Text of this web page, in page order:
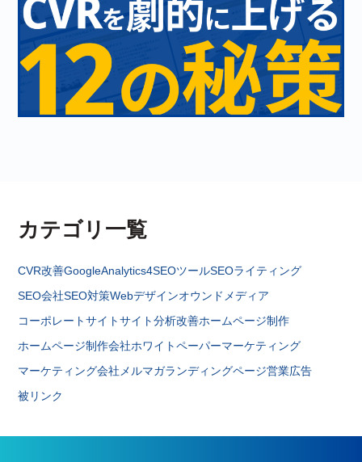
カテゴリ一覧
CVR改善GoogleAnalytics4SEOツールSEOライティング
SEO会社SEO対策Webデザインオウンドメディア
コーポレートサイトサイト分析改善ホームページ制作
ホームページ制作会社ホワイトペーパーマーケティング
マーケティング会社 メルマガランディングページ営業広告
被リンク